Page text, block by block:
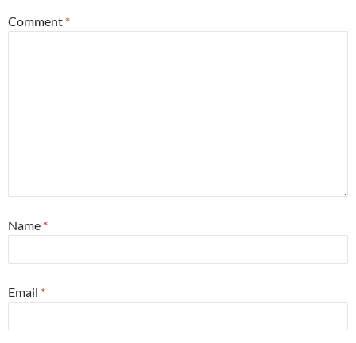
Comment *
Name *
Email *